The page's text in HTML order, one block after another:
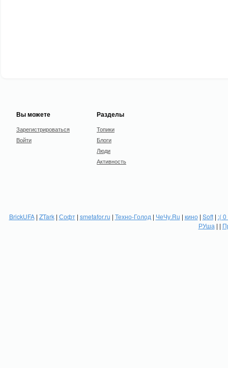
Вы можете
Зарегистрироваться
Войти
Разделы
Топики
Блоги
Люди
Активность
BrickUFA| ZTark| Софт| smetafor.ru | Техно-Голод | ЧеЧу.Ru | кино| Soft| :(
РУша | |